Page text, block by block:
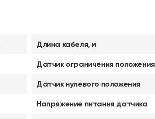
Длина кабеля, м
Датчик ограничения положения
Датчик нулевого положения
Напряжение питания датчика